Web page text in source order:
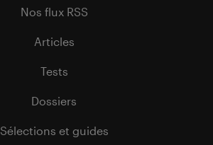
Nos flux RSS
Articles
Tests
Dossiers
Sélections et guides